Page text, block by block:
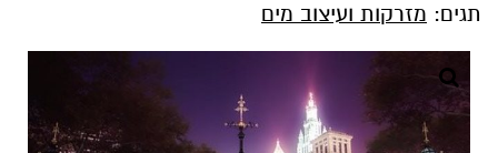
תגים: מזרקות ועיצוב מים